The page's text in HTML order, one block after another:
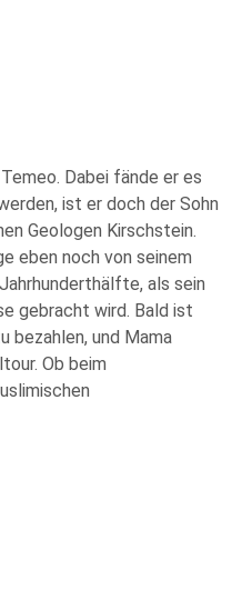
Dabei fände er es
ist er doch der Sohn
Geologen Kirschstein.
eben noch von seinem
als sein
gebracht wird. Bald ist
bezahlen, und Mama
Ob beim